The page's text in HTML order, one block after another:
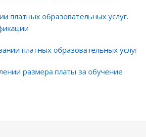
платных образовательных услуг.
платных образовательных услуг
размера платы за обучение